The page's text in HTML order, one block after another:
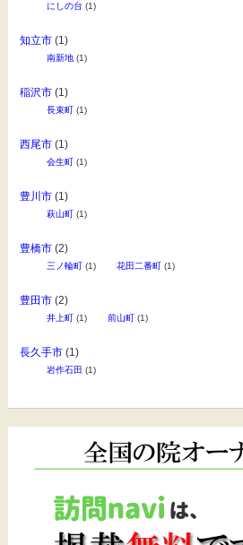
にしの台 (1)
知立市(1)
南新地(1)
稲沢市(1)
長束町(1)
西尾市(1)
会生町(1)
豊川市(1)
萩山町(1)
豊橋市(2)
三ノ輪町(1) 花田二番町(1)
豊田市(2)
井上町(1) 前山町(1)
長久手市(1)
岩作石田 (1)